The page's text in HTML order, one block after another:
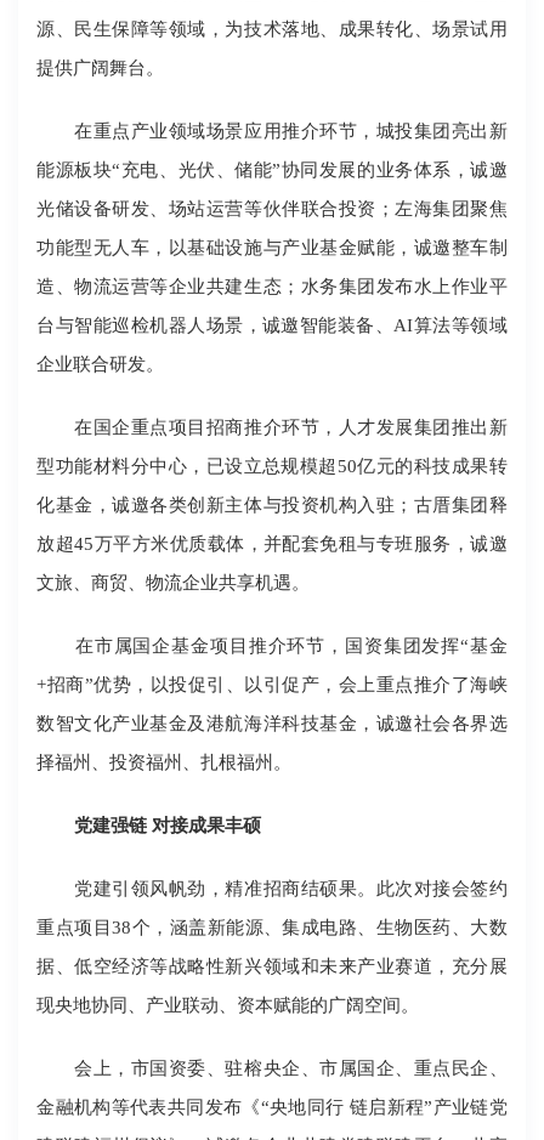
源、民生保障等领域，为技术落地、成果转化、场景试用
提供广阔舞台。
在重点产业领域场景应用推介环节，城投集团亮出新
能源板块“充电、光伏、储能”协同发展的业务体系，诚邀
光储设备研发、场站运营等伙伴联合投资；左海集团聚焦
功能型无人车，以基础设施与产业基金赋能，诚邀整车制
造、物流运营等企业共建生态；水务集团发布水上作业平
台与智能巡检机器人场景，诚邀智能装备、AI算法等领域
企业联合研发。
在国企重点项目招商推介环节，人才发展集团推出新
型功能材料分中心，已设立总规模超50亿元的科技成果转
化基金，诚邀各类创新主体与投资机构入驻；古厝集团释
放超45万平方米优质载体，并配套免租与专班服务，诚邀
文旅、商贸、物流企业共享机遇。
在市属国企基金项目推介环节，国资集团发挥“基金
+招商”优势，以投促引、以引促产，会上重点推介了海峡
数智文化产业基金及港航海洋科技基金，诚邀社会各界选
择福州、投资福州、扎根福州。
党建强链 对接成果丰硕
党建引领风帆劲，精准招商结硕果。此次对接会签约
重点项目38个，涵盖新能源、集成电路、生物医药、大数
据、低空经济等战略性新兴领域和未来产业赛道，充分展
现央地协同、产业联动、资本赋能的广阔空间。
会上，市国资委、驻榕央企、市属国企、重点民企、
金融机构等代表共同发布《“央地同行 链启新程”产业链党